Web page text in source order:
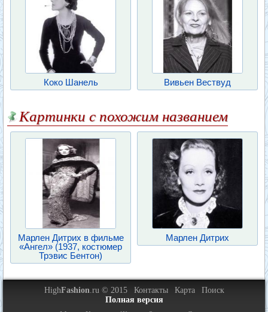
Коко Шанель Вивьен Вествуд
Картинки с похожим названием
Марлен Дитрих в фильме
«Ангел» (1937, костюмер
Трэвис Бентон)
Марлен Дитрих
HighFashion.ru © 2015 Контакты Карта
Поиск
Полная версия